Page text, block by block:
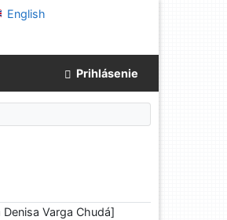
English
Prihlásenie
Varga Chudá]